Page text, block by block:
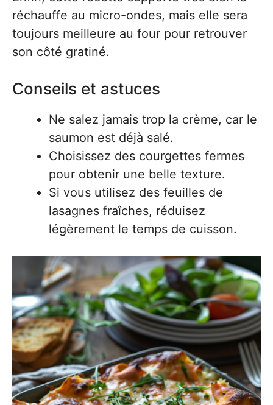
réchauffe au micro-ondes, mais elle sera
toujours meilleure au four pour retrouver
son côté gratiné.
Conseils et astuces
Ne salez jamais trop la crème, car le
saumon est déjà salé.
Choisissez des courgettes fermes
pour obtenir une belle texture.
Si vous utilisez des feuilles de
lasagnes fraîches, réduisez
légèrement le temps de cuisson.